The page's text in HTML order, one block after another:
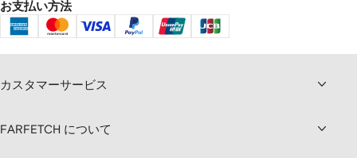
お支払い方法
カスタマーサービス
FARFETCH について